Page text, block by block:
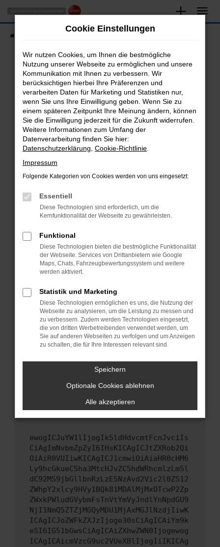
Zum
Hauptinhalt
springen
Fahrzeugsuche
Fehler: Network Error
Beim Laden ist ein Fehler aufgetreten.
Hier sind ein paar Tipps, die dir helfen können:
Überprüfe deine Firewall und deine
Internetverbindung.
Laden andere Webseiten, zum Beispiel deine
Suchmaschine?
Prüfe deine Browsererweiterungen.
können das Laden bestimmter Seiten
verhindern. Funktioniert die Seite in einem
anderen Browser oder in einem privaten
Starte dein Gerät neu.
Das kann manchmal helfen, vorübergehende
Probleme zu beheben.
Betriebssystem auf dem neuesten Stand
sind.
Veraltete Software birgt nicht nur ein
Sicherheitsrisiko, sondern kann auch dazu
führen, dass bestimmte Funktionen nicht mehr
unterstützt werden.
Wende dich an den Webseitenbetreiber.
Wenn du alle oben genannten Schritte versucht
hast, kontaktiere uns bitte. Wir werden
versuchen, das Problem zu beheben. Du kannst
uns diesen Text schicken, um uns bei der
ewogICJuYW1lIjogIk5ldHdvcmtFcnJvciIs
CiAgImNvbmZpZyI6IHsKICAgICJtZXRob2Qi
OiAiR0VUIiwKICAgICJ1cmwiOiAiaHR0cHM6
Ly9hcGkueC5ha3MtcHJvZC5hdWRhcmlzLm5l
dC92MS9jbGllbnRzLzE5NzAvd2Vic2l0ZS12
ZWhpY2xlcy9HVy1BQk81MDAlMjMxOTcwP2Zp
ZWxkPWludGVybmFsTnVtYmVyJndlYnNpdGU9
NjI1NmQ5ZTZjMGQyMDU1MjAxMGJlNzdjIiwK
ICAgICJoZWFkZXJzIjoge30sCiAgICAiYm9k
eSI6IG51bGwsCiAgICAiZXhwZWN0Ijogewog
ICAgICAicmVzcG9uc2VUeXBlIjogIiIKICAg
Cookie Einstellungen
Wir nutzen Cookies, um Ihnen die bestmögliche
Nutzung unserer Webseite zu ermöglichen und unsere
Kommunikation mit Ihnen zu verbessern. Wir
berücksichtigen hierbei Ihre Präferenzen und
verarbeiten Daten für Marketing und Statistiken nur,
wenn Sie uns Ihre Einwilligung geben. Wenn Sie zu
einem späteren Zeitpunkt Ihre Meinung ändern, können
Sie die Einwilligung jederzeit für die Zukunft widerrufen.
Weitere Informationen zum Umfang der
Datenverarbeitung finden Sie hier:
Datenschutzerklärung Cookie-Richtlinie
Impressum
Folgende Kategorien von Cookies werden von uns eingesetzt:
Essentiell
Diese Technologien sind erforderlich, um die
Kernfunktionalität der Webseite zu gewährleisten.
Funktional
Diese Technologien bieten die bestmögliche Funktionalität
der Webseite. Services von Drittanbietern wie Google
Maps, Chats, Fahrzeugbewertungssystem und weitere
werden aktiviert.
Statistik und Marketing
Diese Technologien ermöglichen es uns, die Nutzung der
Webseite zu analysieren, um die Leistung zu messen und
zu verbessern. Zudem werden Technologien eingesetzt,
die von dritten Werbetreibenden verwendet werden, um
Sie auf anderen Webseiten zu verfolgen und um Anzeigen
zu schalten, die für Ihre Interessen relevant sind.
Speichern
Optionale Cookies ablehnen
Alle akzeptieren